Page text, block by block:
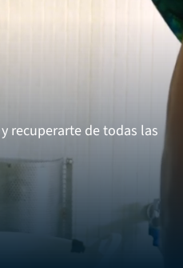
recuperarte de todas las